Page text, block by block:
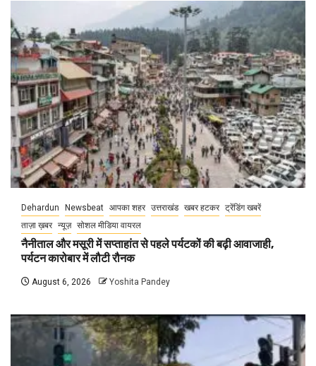
Dehardun Newsbeat आपका शहर उत्तराखंड खबर हटकर ट्रेंडिंग खबरें
ताज़ा ख़बर न्यूज़ सोशल मीडिया वायरल
नैनीताल और मसूरी में सप्ताहांत से पहले पर्यटकों की बढ़ी आवाजाही,
पर्यटन कारोबार में लौटी रौनक
August 6, 2026 Yoshita Pandey